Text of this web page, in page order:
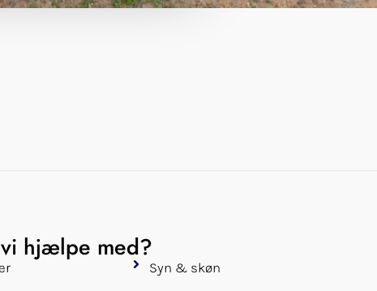
hjælpe med?
Syn & skøn